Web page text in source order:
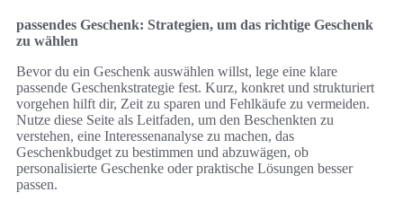
passendes Geschenk: Strategien, um das richtige Geschenk
zu wählen
Bevor du ein Geschenk auswählen willst, lege eine klare
passende Geschenkstrategie fest. Kurz, konkret und strukturiert
vorgehen hilft dir, Zeit zu sparen und Fehlkäufe zu vermeiden.
Nutze diese Seite als Leitfaden, um den Beschenkten zu
verstehen, eine Interessenanalyse zu machen, das
Geschenkbudget zu bestimmen und abzuwägen, ob
personalisierte Geschenke oder praktische Lösungen besser
passen.